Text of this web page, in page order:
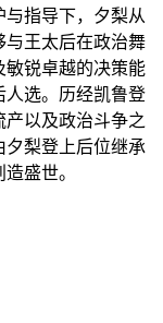
指导下，夕梨从
与王太后在政治舞
敏锐卓越的决策能
人选。历经凯鲁登
以及政治斗争之
夕梨登上后位继承
盛世。